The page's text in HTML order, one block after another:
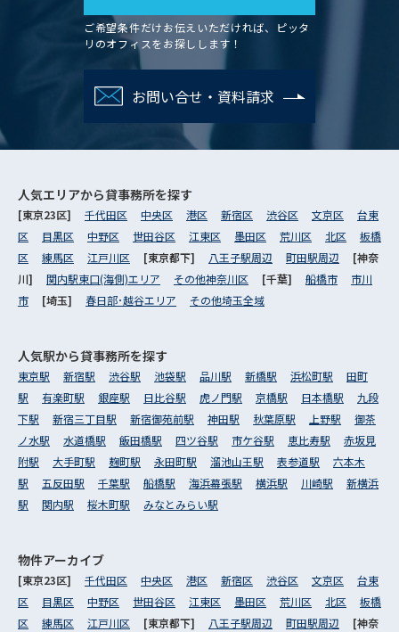
ご希望条件だけお伝えいただければ、ピッタ
リのオフィスをお探しします！
お問い合せ・資料請求
人気エリアから貸事務所を探す
[東京23区] 千代田区 中央区 港区 新宿区 渋谷区 文京区
台東
区
目黒区 中野区 世田谷区 江東区 墨田区 荒川区 北区
板橋
区
練馬区 江戸川区 [東京都下] 八王子駅周辺 町田駅周辺
[神奈
川] 関内駅東口(海側)エリア その他神奈川区 [千葉] 船橋市
市川
市
[埼玉] 春日部･越谷エリア その他埼玉全域
人気駅から貸事務所を探す
東京駅 新宿駅 渋谷駅 池袋駅 品川駅 新橋駅 浜松町駅
田町
駅
有楽町駅 銀座駅 日比谷駅 虎ノ門駅 京橋駅 日本橋駅
九段
下駅
新宿三丁目駅 新宿御苑前駅 神田駅 秋葉原駅 上野駅
御茶
ノ水駅
水道橋駅 飯田橋駅 四ツ谷駅 市ケ谷駅 恵比寿駅
赤坂見
附駅
大手町駅 麹町駅 永田町駅 溜池山王駅 表参道駅
六本木
駅
五反田駅 千葉駅 船橋駅 海浜幕張駅 横浜駅 川崎駅
新横浜
駅
関内駅 桜木町駅 みなとみらい駅
物件アーカイブ
[東京23区] 千代田区 中央区 港区 新宿区 渋谷区 文京区
台東
区
目黒区 中野区 世田谷区 江東区 墨田区 荒川区 北区
板橋
区
練馬区 江戸川区 [東京都下] 八王子駅周辺 町田駅周辺 [神奈